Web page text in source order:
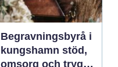
Begravningsbyrå i
kungshamn stöd,
omsorg och trygg